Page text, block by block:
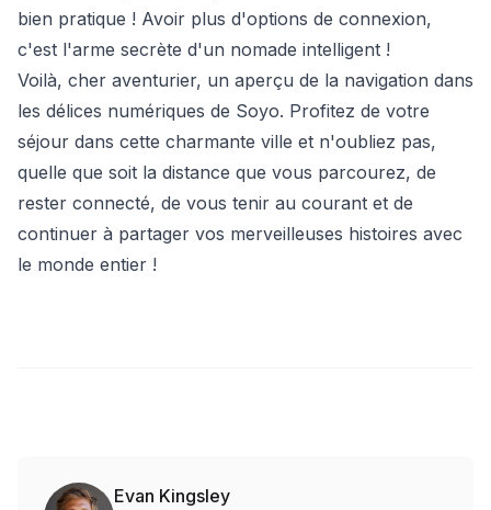
bien pratique ! Avoir plus d'options de connexion,
c'est l'arme secrète d'un nomade intelligent !
Voilà, cher aventurier, un aperçu de la navigation dans
les délices numériques de Soyo. Profitez de votre
séjour dans cette charmante ville et n'oubliez pas,
quelle que soit la distance que vous parcourez, de
rester connecté, de vous tenir au courant et de
continuer à partager vos merveilleuses histoires avec
le monde entier !
Evan Kingsley